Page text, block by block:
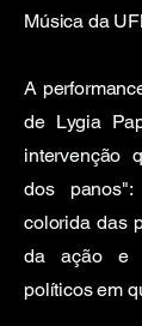
Música da
A
de Lygia
intervenção
dos
colorida das
da ação e
políticos em